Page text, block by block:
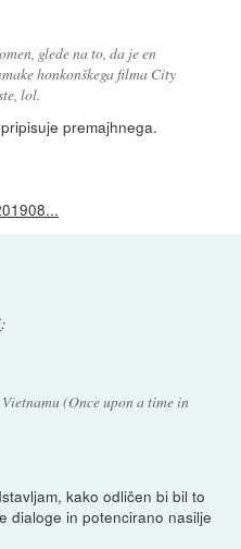
glede na to, da je en
honkonškega filma City
lol.
premajhnega.
:
(Once upon a time in
kako odličen bi bil to
dialoge in potencirano nasilje